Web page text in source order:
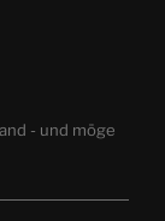
- und möge